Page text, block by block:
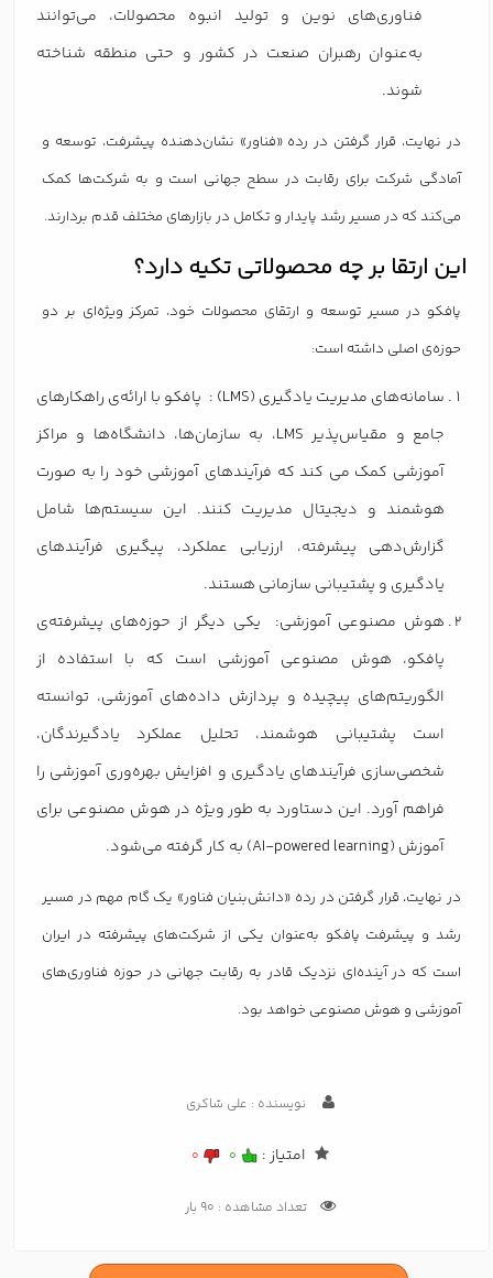
فناوری‌های نوین و تولید انبوه محصولات، می‌توانند
به‌عنوان رهبران صنعت در کشور و حتی منطقه شناخته
شوند.
در نهایت، قرار گرفتن در رده «فناور» نشان‌دهنده پیشرفت، توسعه و
آمادگی شرکت برای رقابت در سطح جهانی است و به شرکت‌ها کمک
می‌کند که در مسیر رشد پایدار و تکامل در بازارهای مختلف قدم بردارند.
این ارتقا بر چه محصولاتی تکیه دارد؟
پافکو در مسیر توسعه و ارتقای محصولات خود، تمرکز ویژه‌ای بر دو
حوزه‌ی اصلی داشته است:
سامانه‌های مدیریت یادگیری (LMS) : پافکو با ارائه‌ی راهکارهای
جامع و مقیاس‌پذیر LMS، به سازمان‌ها، دانشگاه‌ها و مراکز
آموزشی کمک می کند که فرآیندهای آموزشی خود را به صورت
هوشمند و دیجیتال مدیریت کنند. این سیستم‌ها شامل
گزارش‌دهی پیشرفته، ارزیابی عملکرد، پیگیری فرآیندهای
یادگیری و پشتیبانی سازمانی هستند.
هوش مصنوعی آموزشی: یکی دیگر از حوزه‌های پیشرفته‌ی
پافکو، هوش مصنوعی آموزشی است که با استفاده از
الگوریتم‌های پیچیده و پردازش داده‌های آموزشی، توانسته
است پشتیبانی هوشمند، تحلیل عملکرد یادگیرندگان،
شخصی‌سازی فرآیندهای یادگیری و افزایش بهره‌وری آموزشی را
فراهم آورد. این دستاورد به طور ویژه در هوش مصنوعی برای
آموزش (AI-powered learning) به کار گرفته می‌شود.
در نهایت، قرار گرفتن در رده «دانش‌بنیان فناور» یک گام مهم در مسیر
رشد و پیشرفت پافکو به‌عنوان یکی از شرکت‌های پیشرفته در ایران
است که در آینده‌ای نزدیک قادر به رقابت جهانی در حوزه فناوری‌های
آموزشی و هوش مصنوعی خواهد بود.
نویسنده : علی شاکری
امتیاز : 0
0
تعداد مشاهده : 90 بار